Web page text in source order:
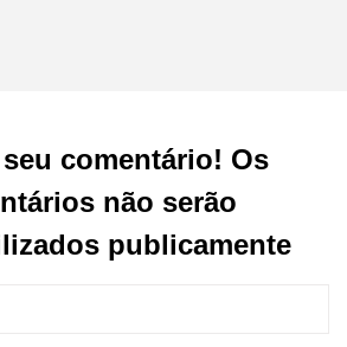
comentário! Os
não serão
publicamente